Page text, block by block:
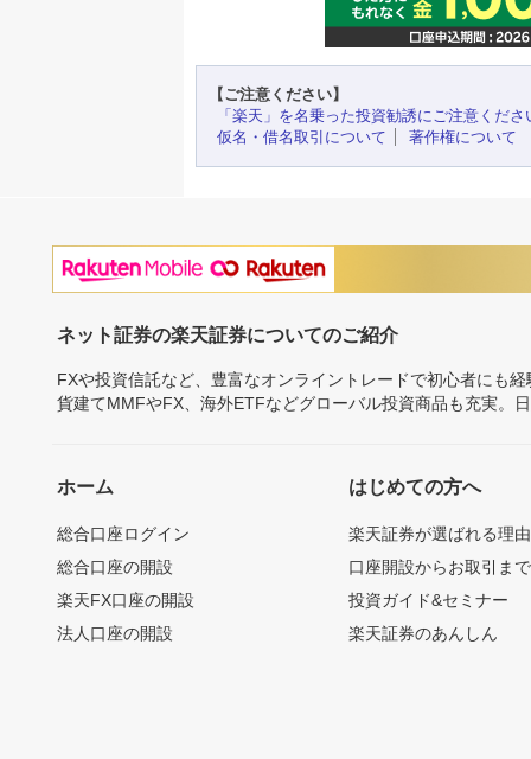
【ご注意ください】
「楽天」を名乗った投資勧誘にご注意くださ
仮名・借名取引について
著作権について
ネット証券の楽天証券についてのご紹介
FXや投資信託など、豊富なオンライントレードで初心者にも
貨建てMMFやFX、海外ETFなどグローバル投資商品も充実。
ホーム
総合口座ログイン
総合口座の開設
楽天FX口座の開設
法人口座の開設
はじめての方へ
楽天証券が選ばれる理由
口座開設からお取引ま
投資ガイド&セミナー
楽天証券のあんしん